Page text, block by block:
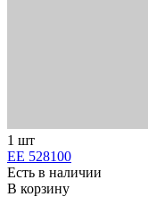
1 шт
ЕЕ 528100
Есть в наличии
В корзину